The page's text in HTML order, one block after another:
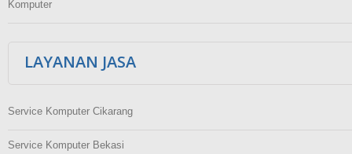
Komputer
LAYANAN JASA
Service Komputer Cikarang
Service Komputer Bekasi